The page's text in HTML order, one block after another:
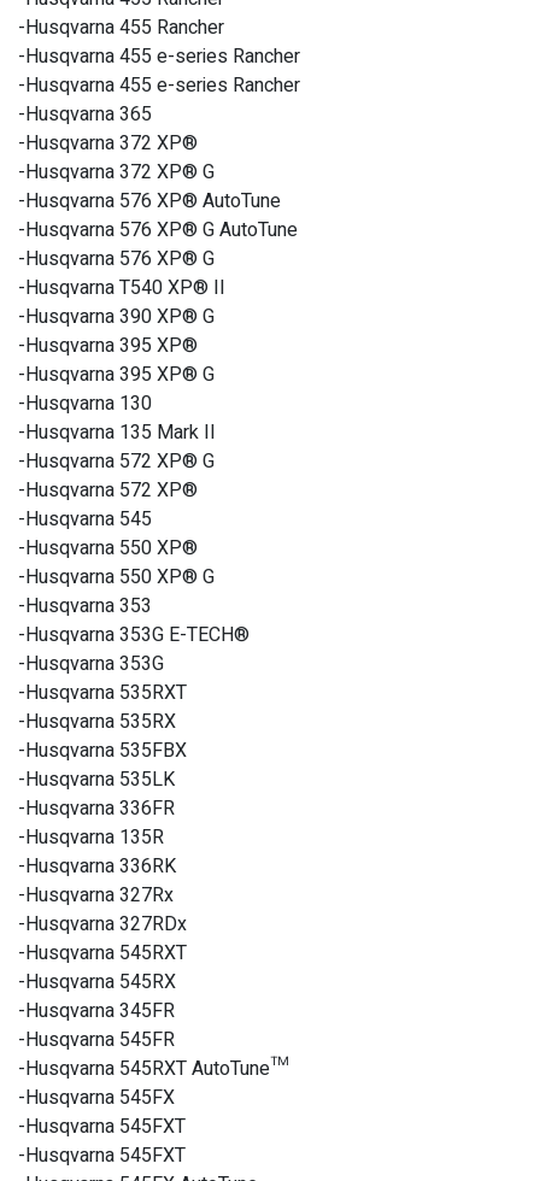
-Husqvarna 455 Rancher
-Husqvarna 455 e-series Rancher
-Husqvarna 455 e-series Rancher
-Husqvarna 365
-Husqvarna 372 XP®
-Husqvarna 372 XP® G
-Husqvarna 576 XP® AutoTune
-Husqvarna 576 XP® G AutoTune
-Husqvarna 576 XP® G
-Husqvarna T540 XP® II
-Husqvarna 390 XP® G
-Husqvarna 395 XP®
-Husqvarna 395 XP® G
-Husqvarna 130
-Husqvarna 135 Mark II
-Husqvarna 572 XP® G
-Husqvarna 572 XP®
-Husqvarna 545
-Husqvarna 550 XP®
-Husqvarna 550 XP® G
-Husqvarna 353
-Husqvarna 353G E-TECH®
-Husqvarna 353G
-Husqvarna 535RXT
-Husqvarna 535RX
-Husqvarna 535FBX
-Husqvarna 535LK
-Husqvarna 336FR
-Husqvarna 135R
-Husqvarna 336RK
-Husqvarna 327Rx
-Husqvarna 327RDx
-Husqvarna 545RXT
-Husqvarna 545RX
-Husqvarna 345FR
-Husqvarna 545FR
-Husqvarna 545RXT AutoTune™
-Husqvarna 545FX
-Husqvarna 545FXT
-Husqvarna 545FXT